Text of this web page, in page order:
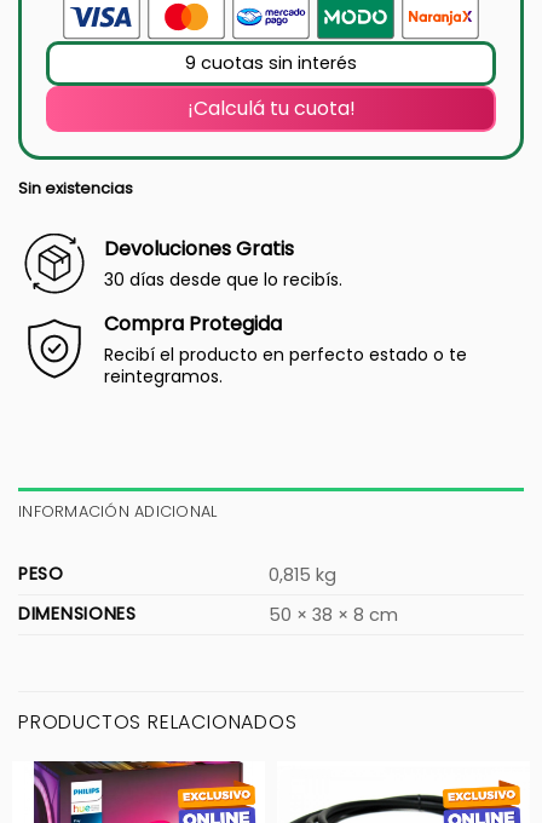
9 cuotas sin interés
¡Calculá tu cuota!
Sin existencias
Devoluciones Gratis
30 días desde que lo recibís.
Compra Protegida
Recibí el producto en perfecto estado o te
reintegramos.
INFORMACIÓN ADICIONAL
PESO
0,815 kg
DIMENSIONES
50 × 38 × 8 cm
PRODUCTOS RELACIONADOS